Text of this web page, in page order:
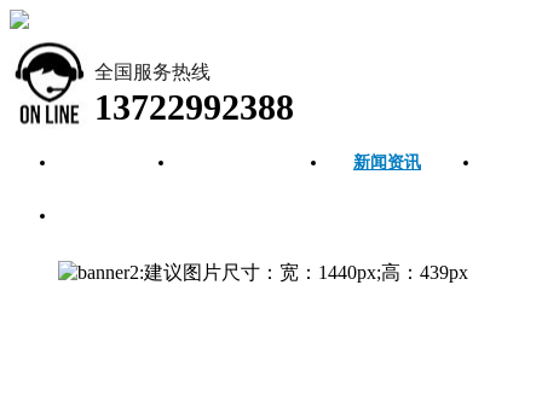
全国服务热线
13722992388
新闻资讯